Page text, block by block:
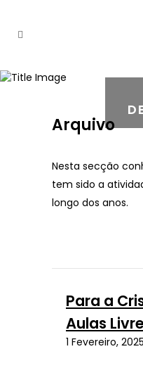
Arquivo
Nesta secção
tem sido a
longo dos anos.
Para a
Aulas
1 Fevereiro, 2025